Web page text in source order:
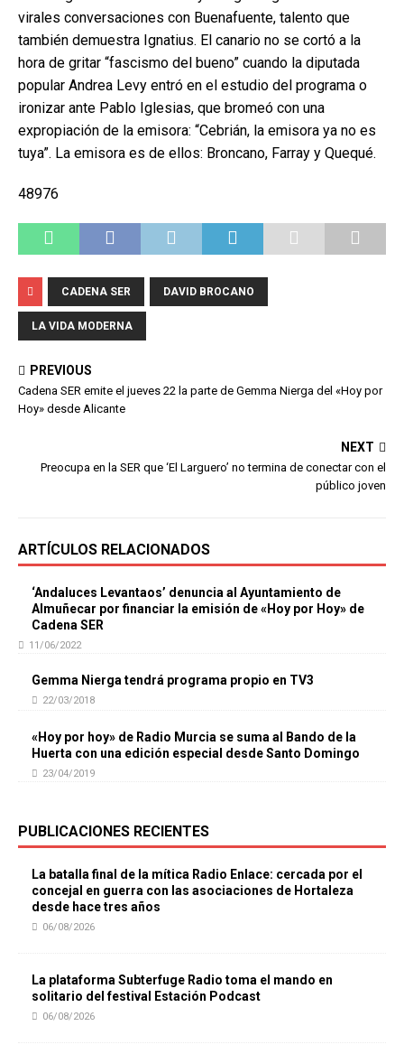
virales conversaciones con Buenafuente, talento que
también demuestra Ignatius. El canario no se cortó a la
hora de gritar “fascismo del bueno” cuando la diputada
popular Andrea Levy entró en el estudio del programa o
ironizar ante Pablo Iglesias, que bromeó con una
expropiación de la emisora: “Cebrián, la emisora ya no es
tuya”. La emisora es de ellos: Broncano, Farray y Quequé.
48976
CADENA SER DAVID BROCANO
LA VIDA MODERNA
PREVIOUS
Cadena SER emite el jueves 22 la parte de Gemma Nierga del «Hoy por
Hoy» desde Alicante
NEXT
Preocupa en la SER que ‘El Larguero’ no termina de conectar con el
público joven
ARTÍCULOS RELACIONADOS
‘Andaluces Levantaos’ denuncia al Ayuntamiento de
Almuñecar por financiar la emisión de «Hoy por Hoy» de
Cadena SER
11/06/2022
Gemma Nierga tendrá programa propio en TV3
22/03/2018
«Hoy por hoy» de Radio Murcia se suma al Bando de la
Huerta con una edición especial desde Santo Domingo
23/04/2019
PUBLICACIONES RECIENTES
La batalla final de la mítica Radio Enlace: cercada por el
concejal en guerra con las asociaciones de Hortaleza
desde hace tres años
06/08/2026
La plataforma Subterfuge Radio toma el mando en
solitario del festival Estación Podcast
06/08/2026